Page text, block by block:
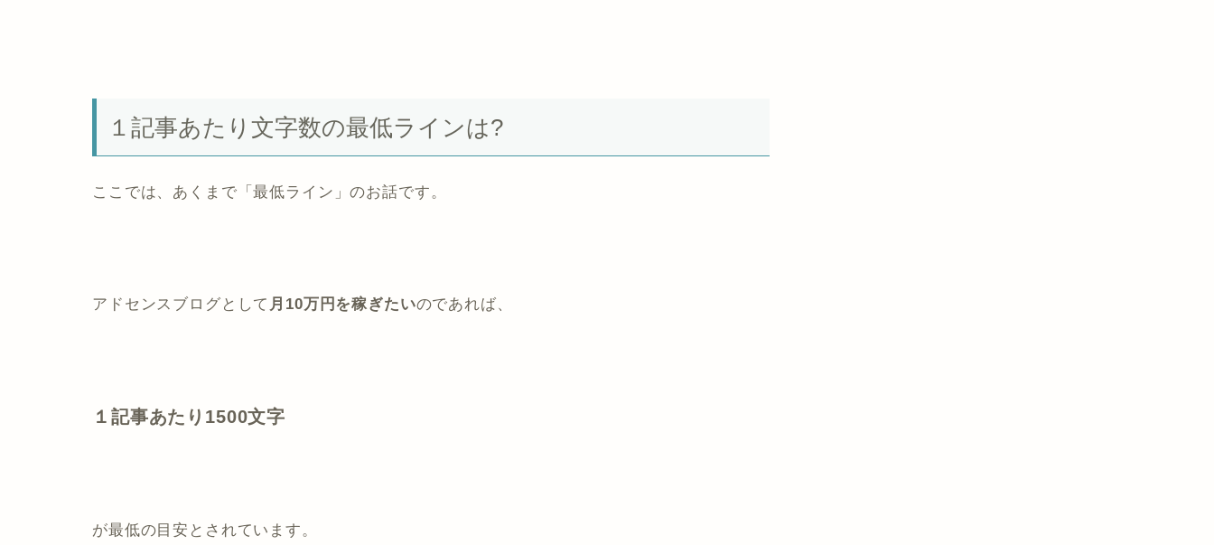
１記事あたり文字数の最低ラインは?
ここでは、あくまで「最低ライン」のお話です。
アドセンスブログとして 月10万円を稼ぎたいのであれば、
１記事あたり1500文字
が最低の目安とされています。